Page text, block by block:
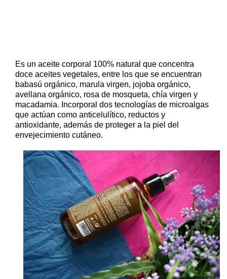
Es un aceite corporal 100% natural que concentra
doce aceites vegetales, entre los que se encuentran
babasú orgánico, marula virgen, jojoba orgánico,
avellana orgánico, rosa de mosqueta, chía virgen y
macadamia. Incorporal dos tecnologías de microalgas
que actúan como anticelulítico, reductos y
antioxidante, además de proteger a la piel del
envejecimiento cutáneo.